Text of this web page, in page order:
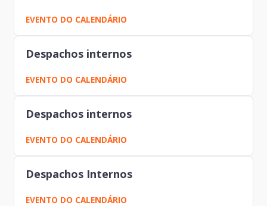
EVENTO DO CALENDÁRIO
Despachos internos
EVENTO DO CALENDÁRIO
Despachos internos
EVENTO DO CALENDÁRIO
Despachos Internos
EVENTO DO CALENDÁRIO